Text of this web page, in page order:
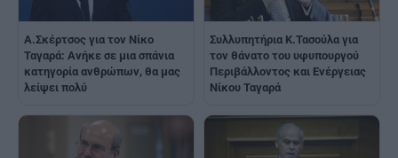
A.Σκέρτσος για τον Νίκο
Ταγαρά: Ανήκε σε μια σπάνια
κατηγορία ανθρώπων, θα μας
λείψει πολύ
Συλλυπητήρια K.Τασούλα για
τον θάνατο του υφυπουργού
Περιβάλλοντος και Ενέργειας
Νίκου Ταγαρά